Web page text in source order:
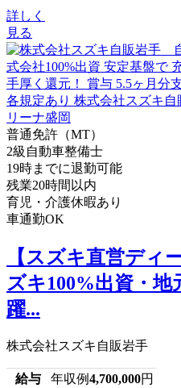
詳しく
見る
普通免許（MT）
2級自動車整備士
19時までに退勤可能
残業20時間以内
育児・介護休暇あり
車通勤OK
【スズキ直営ディ
ズキ100%出資・
躍...
株式会社スズキ自販岩手
給与 年収例4,700,000円